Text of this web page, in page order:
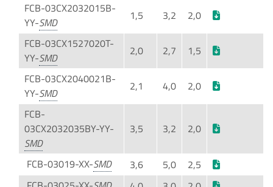
FCB-03CX2032015B-
YY-
1,5 3,2
2,0
FCB-03CX1527020T-
YY-
2,0 2,7
1,5
FCB-03CX2040021B-
YY-
2,1 4,0
2,0
FCB-
03CX2032035BY-YY-
3,5 3,2 2,0
FCB-03019-XX- 3,6 5,0
2,5